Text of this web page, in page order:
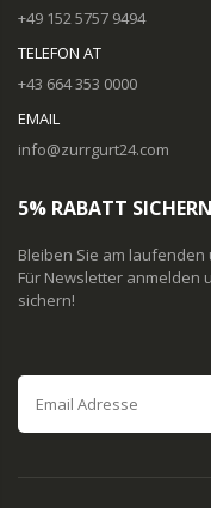
+49 152 5757 9494
TELEFON AT
+43 664 353 0000
EMAIL
info@zurrgurt24.com
5% RABATT
Bleiben Sie am
Für Newsletter anmelden
sichern!